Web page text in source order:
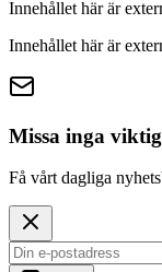
Innehållet här är
Innehållet här är
Missa inga
Få vårt dagliga